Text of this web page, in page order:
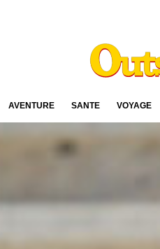
AVENTURE SANTÉ VOYAGE